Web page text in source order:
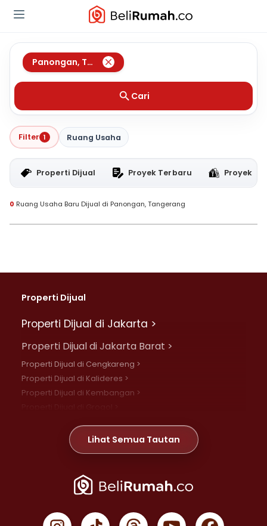
Panongan, Tangerang
Cari
Filter 1 Ruang Usaha
Properti Dijual Proyek Terbaru Proyek
0 Ruang Usaha Baru Dijual di Panongan, Tangerang
Properti Dijual
Properti Dijual di Jakarta >
Properti Dijual di Jakarta Barat >
Properti Dijual di Cengkareng >
Properti Dijual di Kalideres >
Properti Dijual di Kembangan >
Properti Dijual di Meruya >
Properti Dijual di Jelambar >
Properti Dijual di Jakarta Pusat >
Properti Dijual di Gambir >
Lihat Semua Tautan